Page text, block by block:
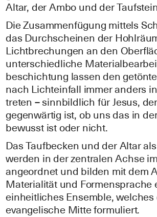
Altar, der Ambo und der
Die Zusammenfügung mittels
das Durchscheinen der
Lichtbrechungen an den
unterschiedliche
beschichtung lassen den
nach Lichteinfall immer anders
treten – sinnbildlich für Jesus,
gegenwärtig ist, ob uns das in
bewusst ist oder nicht.
Das Taufbecken und der Altar
werden in der zentralen Achse
angeordnet und bilden mit dem
Materialität und Formensprache
einheitliches Ensemble, welches
evangelische Mitte formuliert.